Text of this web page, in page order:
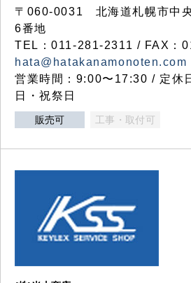
〒060-0031 北海道札幌市中
6番地
TEL：011-281-2311 / FAX：
hata@hatakanamonoten.com
営業時間：9:00〜17:30 / 定休
日・祝祭日
販売可 工事・取付可